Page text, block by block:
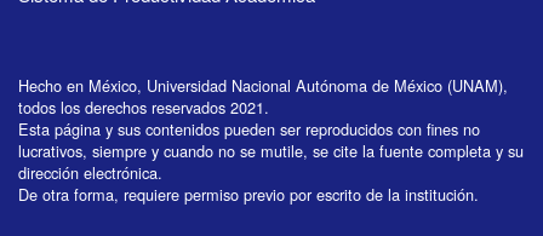
Hecho en México, Universidad Nacional Autónoma de México (UNAM),
todos los derechos reservados 2021.
Esta página y sus contenidos pueden ser reproducidos con fines no
lucrativos, siempre y cuando no se mutile, se cite la fuente completa y su
dirección electrónica.
De otra forma, requiere permiso previo por escrito de la institución.